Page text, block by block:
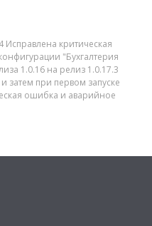
Исправлена критическая
"Бухгалтерия
1.0.16 на релиз 1.0.17.3
затем при первом запуске
ошибка и аварийное